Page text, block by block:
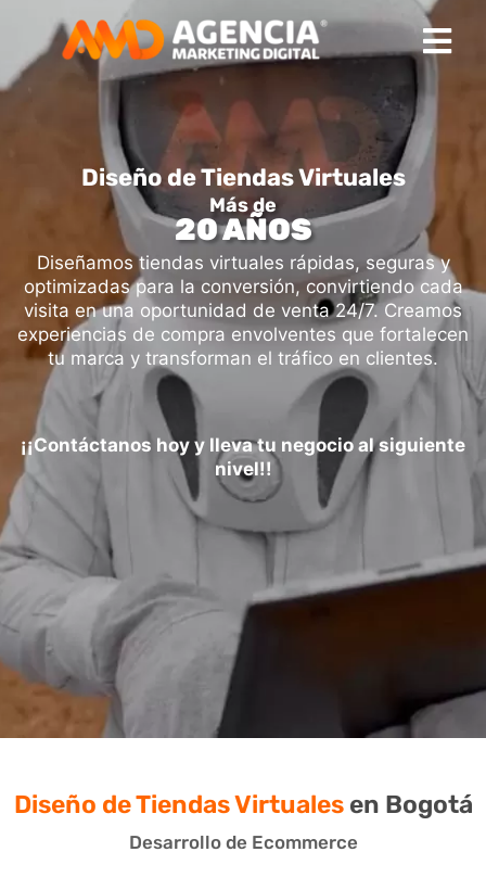
Diseño de Tiendas Virtuales
Más de
20 AÑOS
Diseñamos tiendas virtuales rápidas, seguras y
optimizadas para la conversión, convirtiendo cada
visita en una oportunidad de venta 24/7. Creamos
experiencias de compra envolventes que fortalecen
tu marca y transforman el tráfico en clientes.
¡¡Contáctanos hoy y lleva tu negocio al siguiente
nivel!!
Diseño de Tiendas Virtualesen Bogotá
Desarrollo de Ecommerce